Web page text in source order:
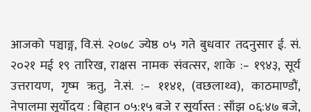
आजको पञ्चाङ्ग, वि.सं. २०७८ ज्येष्ठ ०५ गते बुधवार तदनुसार ई. सं.
२०२१ मई १९ तारिख, राक्षस नामक संवत्सर, शाके :– १९४३, सूर्य
उत्तरायण, गृष्म ऋतु, ने.सं. :– ११४१, (वछलाथ्व), काठमाण्डौं,
नेपालमा सूर्योदय : बिहान ०५:१५ बजे र सूर्यास्त : साँझ ०६:४७ बजे,